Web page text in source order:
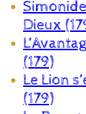
Dieux
(179)
Le Lion
(179)